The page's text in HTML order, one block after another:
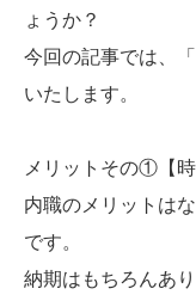
ょうか？
今回の記事では、
いたします。
メリットその①【時
内職のメリットは
です。
納期はもちろんあ